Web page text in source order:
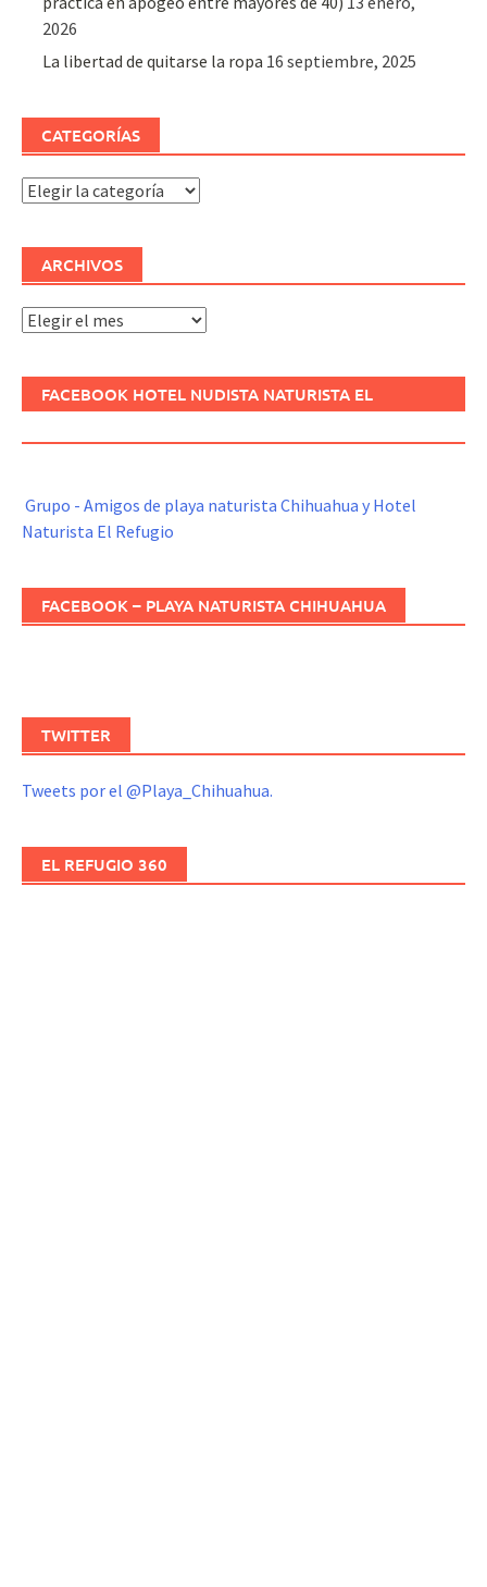
2026
La libertad de quitarse la ropa 16 septiembre, 2025
CATEGORÍAS
Categorías
ARCHIVOS
Archivos
FACEBOOK HOTEL NUDISTA NATURISTA EL
Grupo - Amigos de playa naturista Chihuahua y Hotel
Naturista El Refugio
FACEBOOK – PLAYA NATURISTA CHIHUAHUA
TWITTER
Tweets por el @Playa_Chihuahua.
EL REFUGIO 360